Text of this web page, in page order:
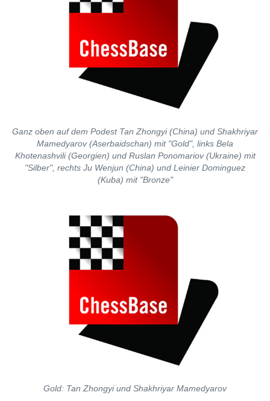
Ganz oben auf dem Podest Tan Zhongyi (China) und Shakhriyar
Mamedyarov (Aserbaidschan) mit "Gold", links Bela
Khotenashvili (Georgien) und Ruslan Ponomariov (Ukraine) mit
"Silber", rechts Ju Wenjun (China) und Leinier Dominguez
(Kuba) mit "Bronze"
Gold: Tan Zhongyi und Shakhriyar Mamedyarov